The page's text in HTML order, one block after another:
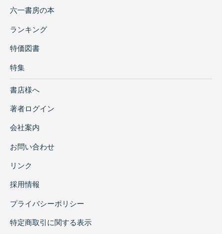
六一書房の本
ランキング
特価図書
特集
書店様へ
著者ログイン
会社案内
お問い合わせ
リンク
採用情報
プライバシーポリシー
特定商取引に関する表示